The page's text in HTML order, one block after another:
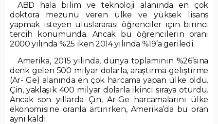
ABD hala bilim ve teknoloji alanında en çok
doktora mezunu veren ülke ve yüksek lisans
yapmak isteyen uluslararası öğrenciler için birinci
tercih konumunda. Ancak bu öğrencilerin oranı
2000 yılında %25 iken 2014 yılında %19’a geriledi.
Amerika, 2015 yılında, dünya toplamının %26’sına
denk gelen 500 milyar dolarla, araştırma-geliştirme
(Ar- Ge) alanında en çok harcama yapan ülke oldu.
Çin, yaklaşık 400 milyar dolarla ikinci sıraya oturdu.
Ancak son yıllarda Çin, Ar-Ge harcamalarını ülke
ekonomisine oranla artırırken, Amerika’da bu oran
aynı kaldı.